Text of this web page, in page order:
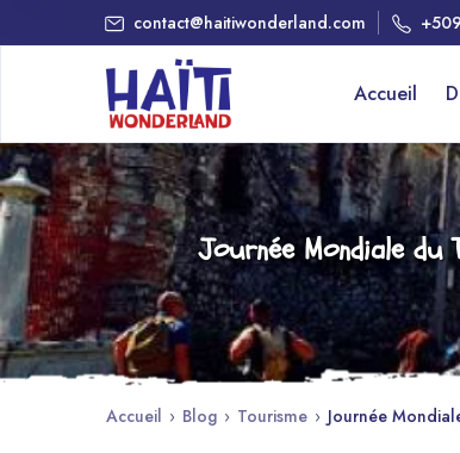
contact@haitiwonderland.com
Accueil
Journée Mondiale
Accueil › Blog › Tourisme › Journée